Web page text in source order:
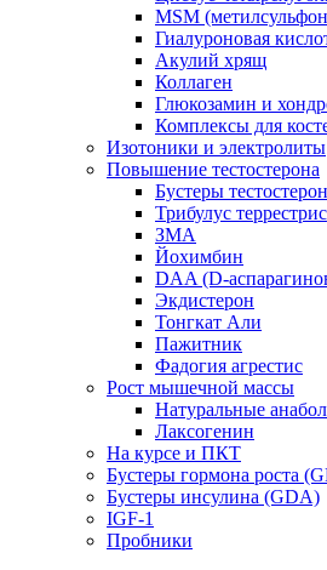
MSM
Гиалуроновая
Акулий хрящ
Коллаген
Глюкозамин и
Комплексы для
Изотоники и электролиты
Повышение тестостерона
Бустеры
Трибулус террестрис
ЗМА
Йохимбин
DAA (D-
Экдистерон
Тонгкат Али
Пажитник
Фадогия агрестис
Рост мышечной массы
Натуральные
Лаксогенин
На курсе и ПКТ
Бустеры гормона роста
Бустеры инсулина (GDA)
IGF-1
Пробники